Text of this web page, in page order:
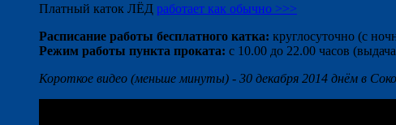
Платный каток ЛЁД работает как обычно >>>
Расписание работы бесплатного катка: круглосуточно (с
Режим работы пункта проката: с 10.00 до 22.00 часов
Короткое видео (меньше минуты) - 30 декабря 2014 днём в